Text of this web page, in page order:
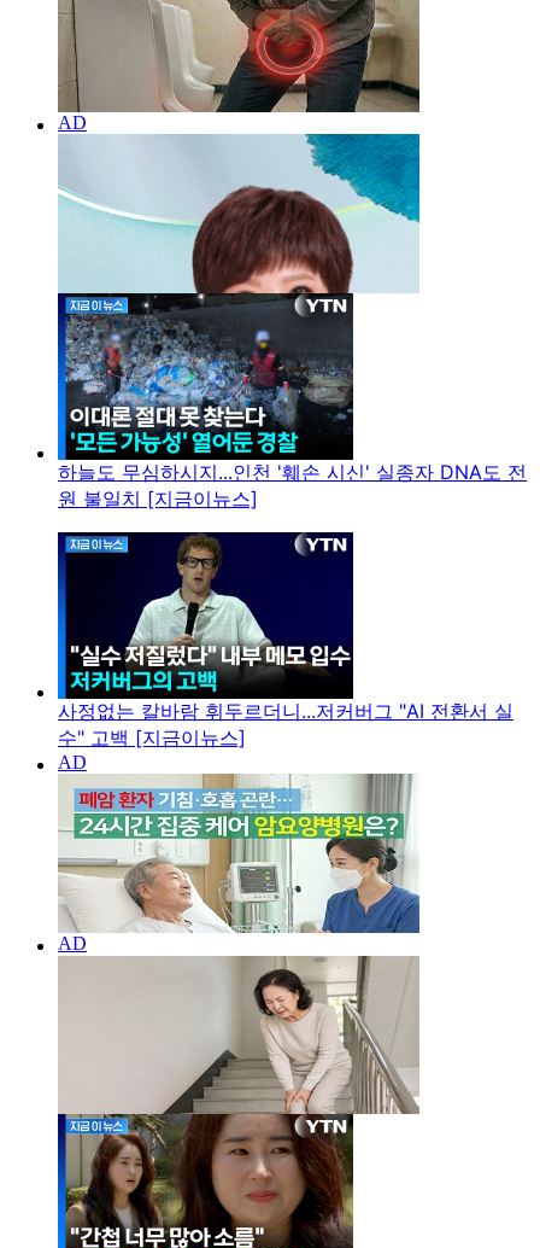
하늘도 무심하시지...인천 '훼손 시신' 실종자 DNA도 전
원 불일치 [지금이뉴스]
사정없는 칼바람 휘두르더니...저커버그 "AI 전환서 실
수" 고백 [지금이뉴스]